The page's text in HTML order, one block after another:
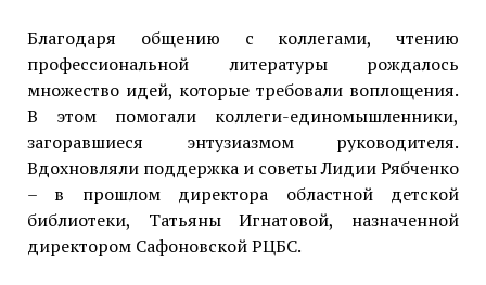
Благодаря общению с коллегами, чтению
профессиональной литературы рождалось
множество идей, которые требовали воплощения.
В этом помогали коллеги-единомышленники,
загоравшиеся энтузиазмом руководителя.
Вдохновляли поддержка и советы Лидии Рябченко
– в прошлом директора областной детской
библиотеки, Татьяны Игнатовой, назначенной
директором Сафоновской РЦБС.